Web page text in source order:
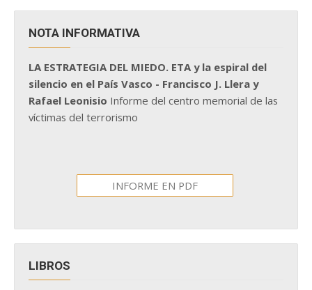
NOTA INFORMATIVA
LA ESTRATEGIA DEL MIEDO. ETA y la espiral del
silencio en el País Vasco - Francisco J. Llera y
Rafael Leonisio Informe del centro memorial de las
víctimas del terrorismo
INFORME EN PDF
LIBROS